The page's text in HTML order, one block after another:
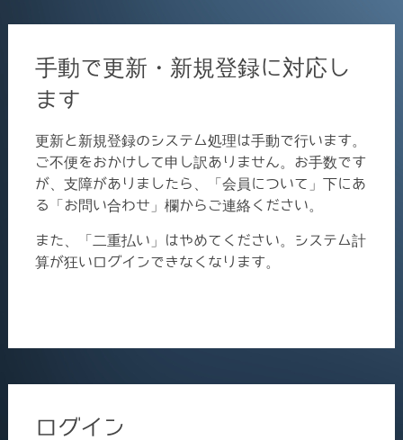
手動で更新・新規登録に対応し
ます
更新と新規登録のシステム処理は手動で行います。
ご不便をおかけして申し訳ありません。お手数です
が、支障がありましたら、「会員について」下にあ
る「お問い合わせ」欄からご連絡ください。
また、「二重払い」はやめてください。システム計
算が狂いログインできなくなります。
ログイン